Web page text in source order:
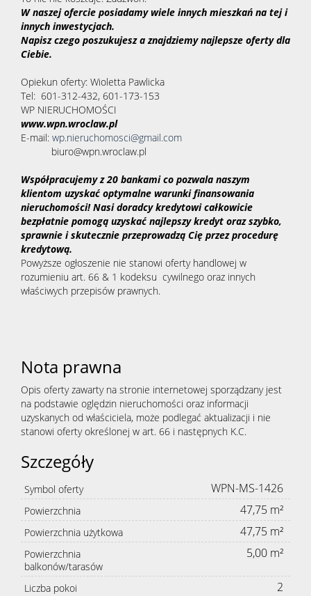
W naszej ofercie posiadamy wiele innych mieszkań na tej i
innych inwestycjach.
Napisz czego poszukujesz a znajdziemy najlepsze oferty dla
Ciebie.
Opiekun oferty: Wioletta Pawlicka
Tel: 601-312-432, 601-173-153
WP NIERUCHOMOŚCI
www.wpn.wroclaw.pl
E-mail: wp.nieruchomosci@gmail.com
biuro@wpn.wroclaw.pl
Współpracujemy z 20 bankami co pozwala naszym
klientom uzyskać optymalne warunki finansowania
nieruchomości! Nasi doradcy kredytowi całkowicie
bezpłatnie pomogą uzyskać najlepszy kredyt oraz szybko,
sprawnie i skutecznie przeprowadzą Cię przez procedurę
kredytową.
Powyższe ogłoszenie nie stanowi oferty handlowej w
rozumieniu art. 66 & 1 kodeksu cywilnego oraz innych
właściwych przepisów prawnych.
Nota prawna
Opis oferty zawarty na stronie internetowej sporządzany jest
na podstawie oględzin nieruchomości oraz informacji
uzyskanych od właściciela, może podlegać aktualizacji i nie
stanowi oferty określonej w art. 66 i następnych K.C.
Szczegóły
Symbol oferty WPN-MS-1426
Powierzchnia 47,75 m²
Powierzchnia użytkowa 47,75 m²
Powierzchnia
balkonów/tarasów
5,00 m²
Liczba pokoi 2